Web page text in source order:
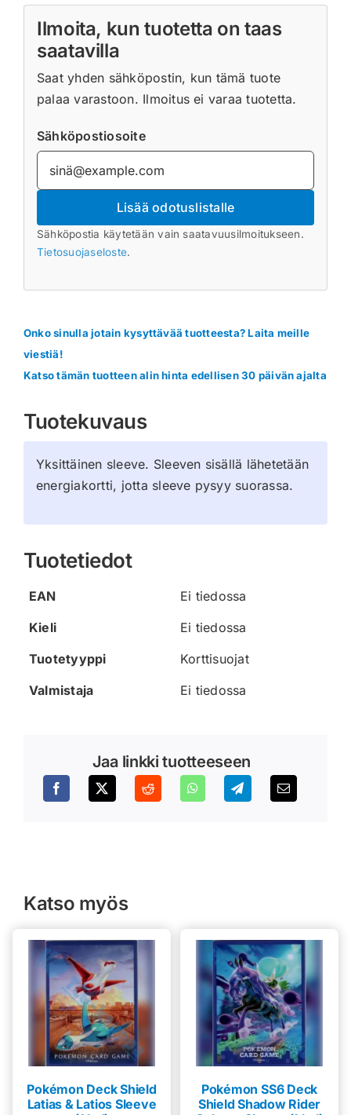
Ilmoita, kun tuotetta on taas
saatavilla
Saat yhden sähköpostin, kun tämä tuote
palaa varastoon. Ilmoitus ei varaa tuotetta.
Sähköpostiosoite
Lisää odotuslistalle
Sähköpostia käytetään vain saatavuusilmoitukseen.
Tietosuojaseloste.
Onko sinulla jotain kysyttävää tuotteesta? Laita meille
viestiä!
Katso tämän tuotteen alin hinta edellisen 30 päivän ajalta
Tuotekuvaus
Yksittäinen sleeve. Sleeven sisällä lähetetään
energiakortti, jotta sleeve pysyy suorassa.
Tuotetiedot
EAN
Ei tiedossa
Kieli
Ei tiedossa
Tuotetyyppi
Korttisuojat
Valmistaja
Ei tiedossa
Jaa linkki tuotteeseen
Katso myös
Pokémon Deck Shield
Latias & Latios Sleeve
Pokémon SS6 Deck
Shield Shadow Rider